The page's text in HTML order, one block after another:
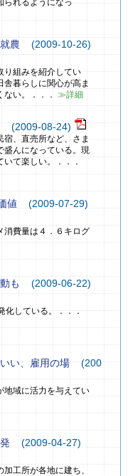
られるようになっ
農 (2009-10-26)
組みを紹介してい
暮らしに関心が高ま
ない。．．． ≫詳細
(2009-08-24)
、直売所など、さま
盛んになっている。現
て楽しい。．．．
値(2009-07-29)
費量は４．６キログ
も (2009-06-22)
している。．．．
い、雇用の場(200
域に活力を与えてい
(2009-04-27)
工所が各地に建ち、